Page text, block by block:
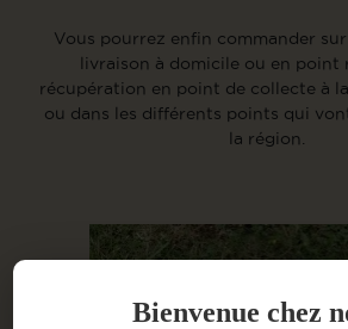
Vous pourrez enfin commander
livraison à domicile ou en point
récupération en point de collecte à
ou dans les différents points qui
la région.
Bienvenue chez